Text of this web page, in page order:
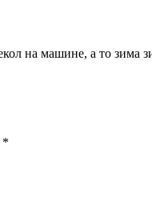
на машине, а то
*